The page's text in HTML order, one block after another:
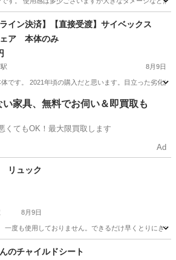
キッズ用品 ネジ
ライン決済】【直接受渡】サイベックス
ェア 本体のみ
8月9日
です。 2021年頃の購入だと思います。目立った劣化
丁駅 キッズ用品 レモチェア
い家具、無料でお伺い＆即買取も
くてもOK！最大限買取します
Ad
リュック
8月9日
も使用しておりません。できるだけ早くとりにきて
キッズ用品 リュック
のチャイルドシート